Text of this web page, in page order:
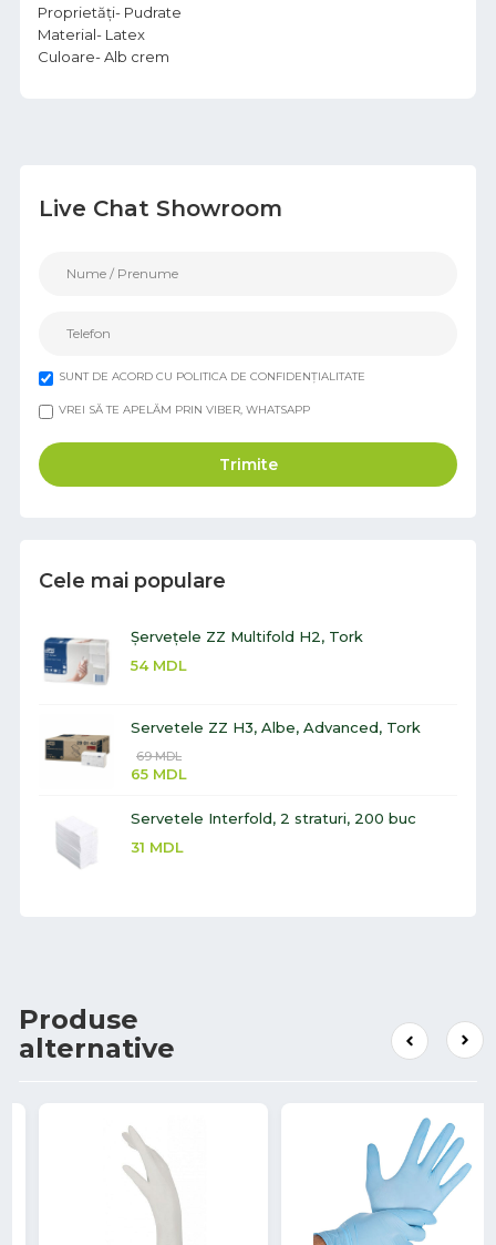
Live Chat Showroom
SUNT DE ACORD CU POLITICA DE CONFIDENȚIALITATE
VREI SĂ TE APELĂM PRIN VIBER, WHATSAPP
Trimite
Cele mai populare
Șervețele ZZ Multifold H2, Tork
54 MDL
Servetele ZZ H3, Albe, Advanced, Tork
69MDL
65 MDL
Servetele Interfold, 2 straturi, 200 buc
31 MDL
Proprietăți- Pudrate
Material- Latex
Culoare- Alb crem
Produse
alternative